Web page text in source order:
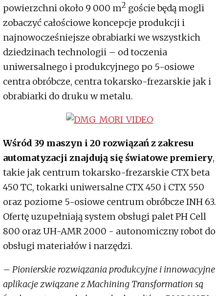
powierzchni około 9 000 m2 goście będą mogli
zobaczyć całościowe koncepcje produkcji i
najnowocześniejsze obrabiarki we wszystkich
dziedzinach technologii – od toczenia
uniwersalnego i produkcyjnego po 5-osiowe
centra obróbcze, centra tokarsko-frezarskie jak i
obrabiarki do druku w metalu.
Wśród 39 maszyn i 20 rozwiązań z zakresu
automatyzacji znajdują się światowe premiery,
takie jak centrum tokarsko-frezarskie CTX beta
450 TC, tokarki uniwersalne CTX 450 i CTX 550
oraz poziome 5-osiowe centrum obróbcze INH 63.
Ofertę uzupełniają system obsługi palet PH Cell
800 oraz UH-AMR 2000 - autonomiczny robot do
obsługi materiałów i narzędzi.
– Pionierskie rozwiązania produkcyjne i innowacyjne
aplikacje związane z Machining Transformation są